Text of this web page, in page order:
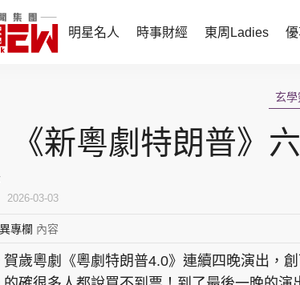
明星名人 時事財經 東周Ladies
時事直擊
財經智庫
會員活動
玄學
《新粵劇特朗普》
2026-03-03
專欄 內容
歲粵劇《粵劇特朗普4.0》連續四晚演出，